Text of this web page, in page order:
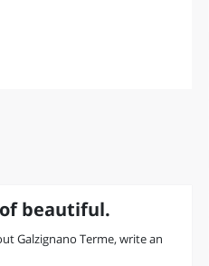
beautiful.
Galzignano Terme, write an